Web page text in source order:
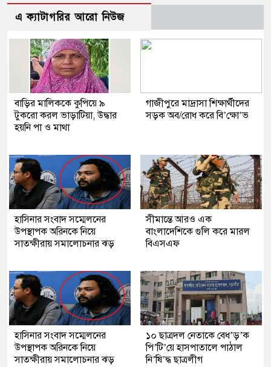
এ ক্যাটাগরির আরো নিউজ
বাড়ির মালিককে কুপিয়ে ৯
টুকরো করল ভাড়াটিয়া, উদ্ধার
হয়নি পা ও মাথা
গাজীপুরে মাদ্রাসা শিক্ষার্থীদের
সড়ক অব/রোধ করে বি’ক্ষো’ভ
হাসিনার সংবাদ সম্মেলনের
উপস্থাপক অরিনকে নিয়ে
সাতক্ষীরায় সমালোচনার ঝড়
সীমান্তে আরও এক
বাংলাদেশিকে গুলি করে মারল
বিএসএফ
হাসিনার সংবাদ সম্মেলনের
উপস্থাপক অরিনকে নিয়ে
সাতক্ষীরায় সমালোচনার ঝড়
১০ ছাত্রদল নেতাকে বেধ’ড়’ক
পি’টি’য়ে হাসপাতালে পাঠাল
নি’ষি’দ্ধ ছাত্রলীগ